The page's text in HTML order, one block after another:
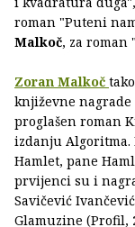
roman "Puteni
Malkoč, za roman
Zoran Malkoč
književne
proglašen roman
izdanju
Hamlet, pane
prvijenci su i
Savičević
Glamuzine (Profil,